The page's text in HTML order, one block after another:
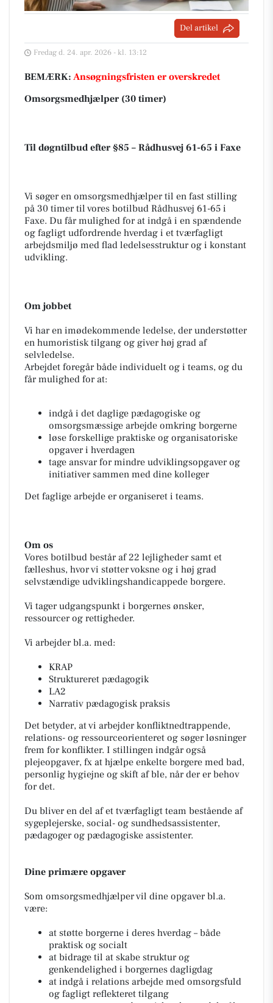
Del artikel
Fredag d. 24. apr. 2026 - kl. 13:12
BEMÆRK: Ansøgningsfristen er overskredet
Omsorgsmedhjælper (30 timer)
Til døgntilbud efter §85 – Rådhusvej 61-65 i Faxe
Vi søger en omsorgsmedhjælper til en fast stilling
på 30 timer til vores botilbud Rådhusvej 61-65 i
Faxe. Du får mulighed for at indgå i en spændende
og fagligt udfordrende hverdag i et tværfagligt
arbejdsmiljø med flad ledelsesstruktur og i konstant
udvikling.
Om jobbet
Vi har en imødekommende ledelse, der understøtter
en humoristisk tilgang og giver høj grad af
selvledelse.
Arbejdet foregår både individuelt og i teams, og du
får mulighed for at:
indgå i det daglige pædagogiske og
omsorgsmæssige arbejde omkring borgerne
løse forskellige praktiske og organisatoriske
opgaver i hverdagen
tage ansvar for mindre udviklingsopgaver og
initiativer sammen med dine kolleger
Det faglige arbejde er organiseret i teams.
Om os
Vores botilbud består af 22 lejligheder samt et
fælleshus, hvor vi støtter voksne og i høj grad
selvstændige udviklingshandicappede borgere.
Vi tager udgangspunkt i borgernes ønsker,
ressourcer og rettigheder.
Vi arbejder bl.a. med:
KRAP
Struktureret pædagogik
LA2
Narrativ pædagogisk praksis
Det betyder, at vi arbejder konfliktnedtrappende,
relations- og ressourceorienteret og søger løsninger
frem for konflikter. I stillingen indgår også
plejeopgaver, fx at hjælpe enkelte borgere med bad,
personlig hygiejne og skift af ble, når der er behov
for det.
Du bliver en del af et tværfagligt team bestående af
sygeplejerske, social- og sundhedsassistenter,
pædagoger og pædagogiske assistenter.
Dine primære opgaver
Som omsorgsmedhjælper vil dine opgaver bl.a.
være:
at støtte borgerne i deres hverdag – både
praktisk og socialt
at bidrage til at skabe struktur og
genkendelighed i borgernes dagligdag
at indgå i relations arbejde med omsorgsfuld
og fagligt reflekteret tilgang